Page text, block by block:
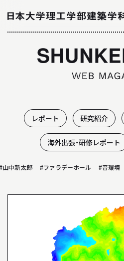
日大理工学部建築学科のすべて
INTRODUCTION
01学科の特徴について
02カリキュラムについて
授業や取り組み
教員について
レポート 研究紹介
海外出張・研修レポート
新太郎 #ファラデーホール #音環境